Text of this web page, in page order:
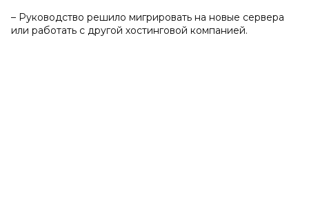
– Руководство решило мигрировать на новые сервера
или работать с другой хостинговой компанией.